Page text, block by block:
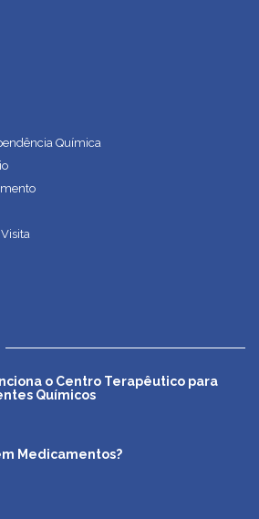
Química
o Centro Terapêutico para
Químicos
Medicamentos?